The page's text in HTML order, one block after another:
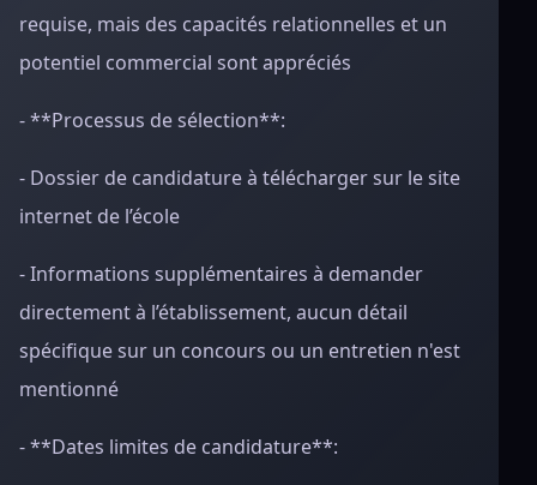
requise, mais des capacités relationnelles et un
potentiel commercial sont appréciés
- **Processus de sélection**:
- Dossier de candidature à télécharger sur le site
internet de l’école
- Informations supplémentaires à demander
directement à l’établissement, aucun détail
spécifique sur un concours ou un entretien n'est
mentionné
- **Dates limites de candidature**: